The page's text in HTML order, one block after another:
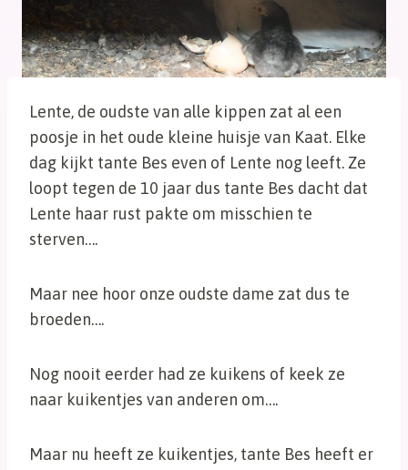
Lente, de oudste van alle kippen zat al een
poosje in het oude kleine huisje van Kaat. Elke
dag kijkt tante Bes even of Lente nog leeft. Ze
loopt tegen de 10 jaar dus tante Bes dacht dat
Lente haar rust pakte om misschien te
sterven….
Maar nee hoor onze oudste dame zat dus te
broeden….
Nog nooit eerder had ze kuikens of keek ze
naar kuikentjes van anderen om….
Maar nu heeft ze kuikentjes, tante Bes heeft er